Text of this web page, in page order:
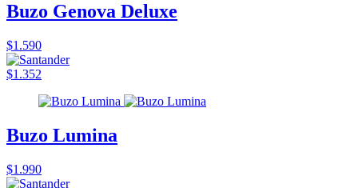
Buzo Genova Deluxe
$1.590
$1.352
Buzo Lumina
$1.990